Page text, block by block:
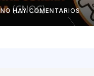
NO HAY COMENTARIOS